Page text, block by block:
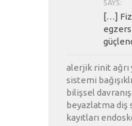
SAYS:
[…]
alerjik rinit
sistemi
bilişsel
beyazlatma diş
kayıtları